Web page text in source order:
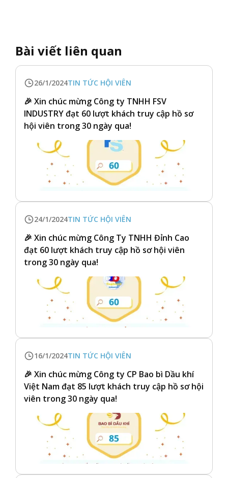
Bài viết liên quan
26/1/2024TIN TỨC HỘI VIÊN
🎉 Xin chúc mừng Công ty TNHH FSV
INDUSTRY đạt 60 lượt khách truy cập hồ sơ
hội viên trong 30 ngày qua!
24/1/2024TIN TỨC HỘI VIÊN
🎉 Xin chúc mừng Công Ty TNHH Đỉnh Cao
đạt 60 lượt khách truy cập hồ sơ hội viên
trong 30 ngày qua!
16/1/2024TIN TỨC HỘI VIÊN
🎉 Xin chúc mừng Công ty CP Bao bì Dầu khí
Việt Nam đạt 85 lượt khách truy cập hồ sơ hội
viên trong 30 ngày qua!